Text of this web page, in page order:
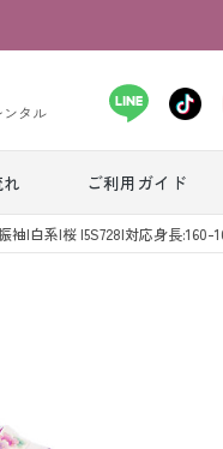
タル
ご利用ガイド
振袖レンタル
袖|白系|桜 |5S728|対応身長:160-